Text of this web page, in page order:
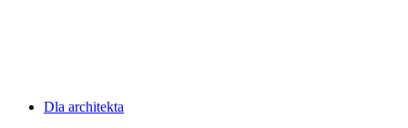
Dla architekta